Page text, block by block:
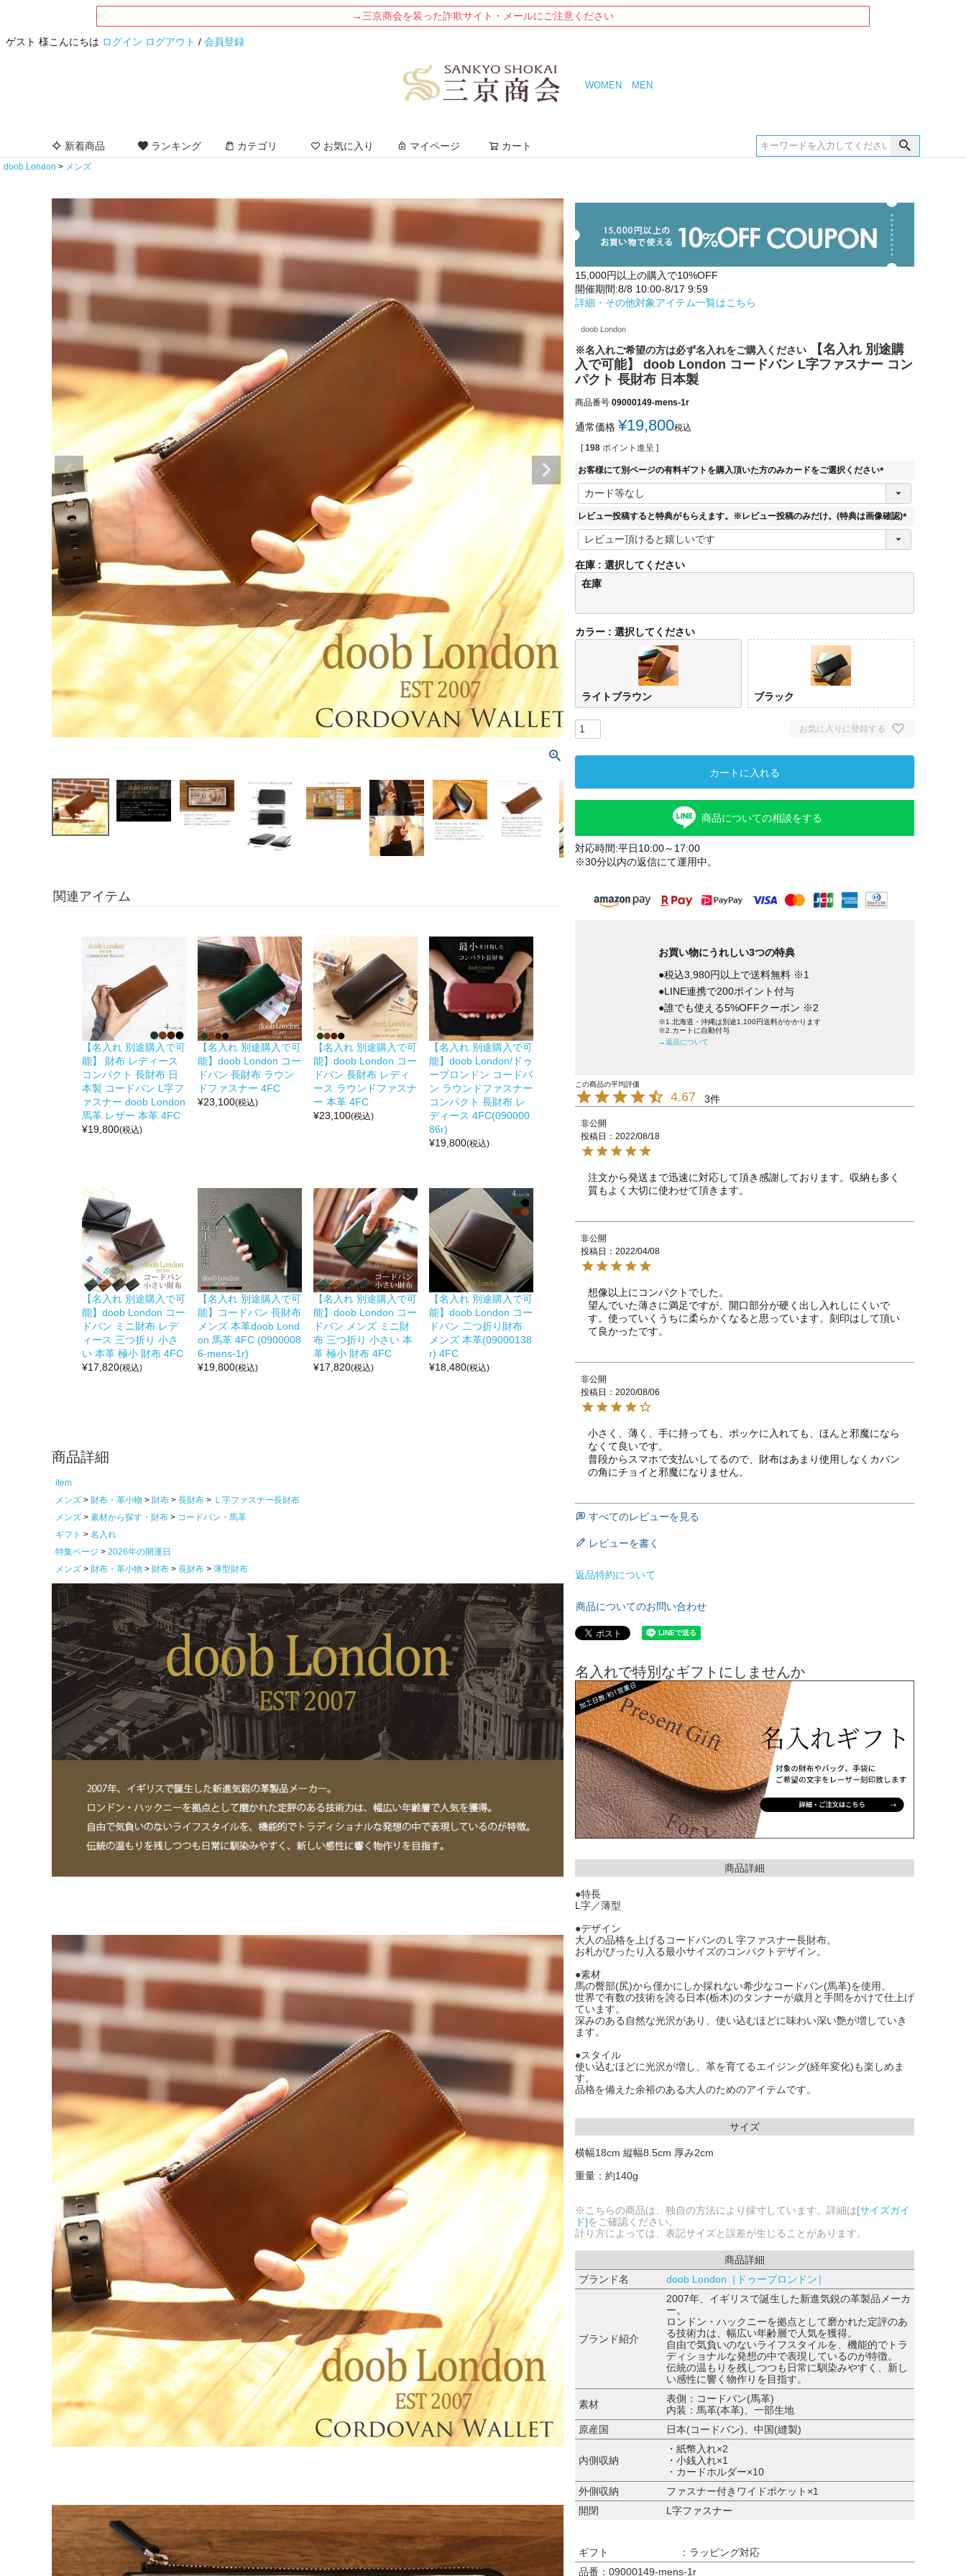
→三京商会を装った詐欺サイト・メールにご注意ください
ゲスト 様こんにちは ログイン ログアウト / 会員登録
WOMEN MEN
新着商品 ランキング カテゴリ お気に入り マイページ カート
doob London メンズ
関連アイテム
【名入れ 別途購入で可
能】 財布 レディース
コンパクト 長財布 日
本製 コードバン L字フ
ァスナー doob London
馬革 レザー 本革 4FC
¥19,800(税込)
【名入れ 別途購入で可
能】doob London コー
ドバン 長財布 ラウン
ドファスナー 4FC
¥23,100(税込)
【名入れ 別途購入で可
能】doob London コー
ドバン 長財布 レディ
ース ラウンドファスナ
ー 本革 4FC
¥23,100(税込)
【名入れ 別途購入で可
能】doob London/ドゥ
ーブロンドン コードバ
ン ラウンドファスナー
コンパクト 長財布 レ
ディース 4FC(090000
86r)
¥19,800(税込)
【名入れ 別途購入で可
能】doob London コー
ドバン ミニ財布 レデ
ィース 三つ折り 小さ
い 本革 極小 財布 4FC
¥17,820(税込)
【名入れ 別途購入で可
能】コードバン 長財布
メンズ 本革doob Lond
on 馬革 4FC (0900008
6-mens-1r)
¥19,800(税込)
【名入れ 別途購入で可
能】doob London コー
ドバン メンズ ミニ財
布 三つ折り 小さい 本
革 極小 財布 4FC
¥17,820(税込)
【名入れ 別途購入で可
能】doob London コー
ドバン 二つ折り財布
メンズ 本革(09000138
r) 4FC
¥18,480(税込)
商品詳細
item
メンズ
財布・革小物 財布 長財布
Ｌ字ファスナー長財布
メンズ
素材から探す・財布
コードバン・馬革
ギフト
名入れ
特集ページ
2026年の開運日
メンズ
財布・革小物 財布 長財布 薄型財布
15,000円以上の購入で10%OFF
開催期間:8/8 10:00-8/17 9:59
詳細・その他対象アイテム一覧はこちら
doob London
※名入れご希望の方は必ず名入れをご購入ください
【名入れ 別途購
入で可能】 doob London コードバン L字ファスナー コン
パクト 長財布 日本製
商品番号 09000149-mens-1r
通常価格 ¥19,800税込
[ 198 ポイント進呈 ]
お客様にて別ページの有料ギフトを購入頂いた方のみカードをご選択ください
(
須
レビュー投稿すると特典がもらえます。※レビュー投稿のみだけ。(特典は画像確認)
(
)
在庫
選択してください
在庫
カラー 選択してください
ライトブラウン ブラック
お気に入りに登録する
カートに入れる
商品についての相談をする
対応時間:平日10:00～17:00
※30分以内の返信にて運用中。
お買い物にうれしい3つの特典
●税込3,980円以上で送料無料 ※1
●LINE連携で200ポイント付与
●誰でも使える5%OFFクーポン ※2
※1.北海道・沖縄は別途1,100円送料がかかります
※2.カートに自動付与
→返品について
4.67 3
非公開
投稿日
2022/08/18
注文から発送まで迅速に対応して頂き感謝しております。収納も多く
質もよく大切に使わせて頂きます。
非公開
投稿日
2022/04/08
想像以上にコンパクトでした。
望んでいた薄さに満足ですが、開口部分が硬く出し入れしにくいで
す。使っていくうちに柔らかくなると思っています。刻印はして頂い
て良かったです。
非公開
投稿日
2020/08/06
小さく、薄く、手に持っても、ポッケに入れても、ほんと邪魔になら
なくて良いです。
普段からスマホで支払いしてるので、財布はあまり使用しなくカバン
の角にチョイと邪魔になりません。
すべてのレビューを見る
レビューを書く
返品特約について
商品についてのお問い合わせ
名入れで特別なギフトにしませんか
商品詳細
●特長
L字／薄型
●デザイン
大人の品格を上げるコードバンのＬ字ファスナー長財布。
お札がぴったり入る最小サイズのコンパクトデザイン。
●素材
馬の臀部(尻)から僅かにしか採れない希少なコードバン(馬革)を使用。
世界で有数の技術を誇る日本(栃木)のタンナーが歳月と手間をかけて仕上げ
ています。
深みのある自然な光沢があり、使い込むほどに味わい深い艶が増していき
ます。
●スタイル
使い込むほどに光沢が増し、革を育てるエイジング(経年変化)も楽しめま
す。
品格を備えた余裕のある大人のためのアイテムです。
サイズ
横幅18cm 縦幅8.5cm 厚み2cm
重量：約140g
※こちらの商品は、独自の方法により採寸しています。詳細は[サイズガイ
ド]をご確認ください。
計り方によっては、表記サイズと誤差が生じることがあります。
商品詳細
ブランド名
doob London［ドゥーブロンドン］
ブランド紹介
2007年、イギリスで誕生した新進気鋭の革製品メーカ
ー。
ロンドン・ハックニーを拠点として磨かれた定評のあ
る技術力は、幅広い年齢層で人気を獲得。
自由で気負いのないライフスタイルを、機能的でトラ
ディショナルな発想の中で表現しているのが特徴。
伝統の温もりを残しつつも日常に馴染みやすく、新し
い感性に響く物作りを目指す。
素材
表側：コードバン(馬革)
内装：馬革(本革)、一部生地
原産国
日本(コードバン)、中国(縫製)
内側収納
・紙幣入れ×2
・小銭入れ×1
・カードホルダー×10
外側収納
ファスナー付きワイドポケット×1
開閉
L字ファスナー
ギフト
：ラッピング対応
品番：09000149-mens-1r